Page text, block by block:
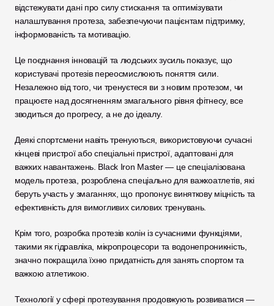
відстежувати дані про силу стискання та оптимізувати
налаштування протеза, забезпечуючи пацієнтам підтримку,
інформованість та мотивацію.
Це поєднання інновацій та людських зусиль показує, що
користувачі протезів переосмислюють поняття сили.
Незалежно від того, чи тренуєтеся ви з новим протезом, чи
працюєте над досягненням змагального рівня фітнесу, все
зводиться до прогресу, а не до ідеалу.
Деякі спортсмени навіть тренуються, використовуючи сучасні
кінцеві пристрої або спеціальні пристрої, адаптовані для
важких навантажень. Black Iron Master — це спеціалізована
модель протеза, розроблена спеціально для важкоатлетів, які
беруть участь у змаганнях, що пропонує виняткову міцність та
ефективність для вимогливих силових тренувань.
Крім того, розробка протезів колін із сучасними функціями,
такими як гідравліка, мікропроцесори та водонепроникність,
значно покращила їхню придатність для занять спортом та
важкою атлетикою.
Технології у сфері протезування продовжують розвиватися —